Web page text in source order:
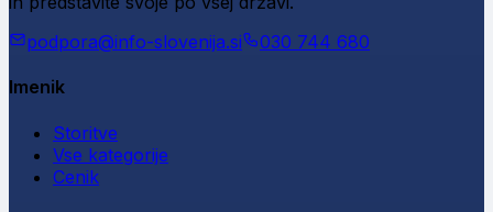
podpora@info-slovenija.si
030 744 680
Imenik
Storitve
Vse kategorije
Cenik